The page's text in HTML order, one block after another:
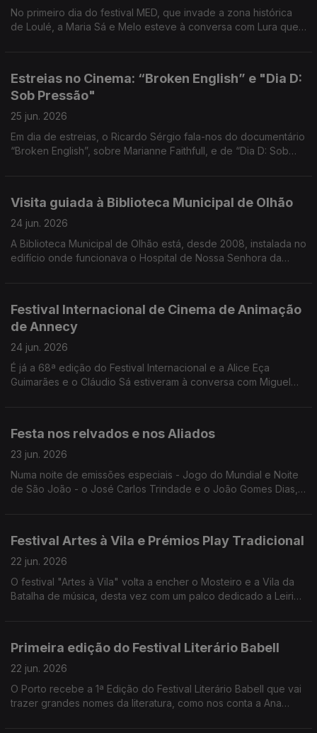
No primeiro dia do festival MED, que invade a zona histórica
de Loulé, a Maria Sá e Melo esteve à conversa com Lura que
Estreias no Cinema: “Broken English” e "Dia D:
Sob Pressão"
25 jun. 2026
Em dia de estreias, o Ricardo Sérgio fala-nos do documentário
“Broken English”, sobre Marianne Faithfull, e de “Dia D: Sob
Visita guiada à Biblioteca Municipal de Olhão
24 jun. 2026
A Biblioteca Municipal de Olhão está, desde 2008, instalada no
edifício onde funcionava o Hospital de Nossa Senhora da
Festival Internacional de Cinema de Animação
de Annecy
24 jun. 2026
É já a 68ª edição do Festival Internacional e a Alice Eça
Guimarães e o Cláudio Sá estiveram à conversa com Miguel
Festa nos relvados e nos Aliados
23 jun. 2026
Numa noite de emissões especiais - Jogo do Mundial e Noite
de São João - o José Carlos Trindade e o João Gomes Dias,
Festival Artes à Vila e Prémios Play Tradicional
22 jun. 2026
O festival "Artes à Vila" volta a encher o Mosteiro e a Vila da
Batalha de música, desta vez com um palco dedicado a Leiria.
Primeira edição do Festival Literário Babell
22 jun. 2026
O Porto recebe a 1ª Edição do Festival Literário Babell que vai
trazer grandes nomes da literatura, como nos conta a Ana